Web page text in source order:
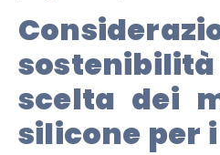
scelta dei
silicone per